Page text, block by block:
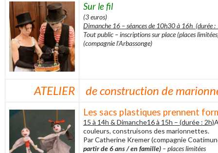
Sur le fil
(3 euros)
Dimanche 16 – séances de 10h30 à 16h (durée :
Tout public – inscriptions sur place (places
(compagnie l’Arbassonge)
ATELIER de construction de
Les sacs plastiques
15 à 14h & Dimanche16 à 15h – (durée : 2h)
couleurs, construisons des marionnettes.
Par Catherine Kremer (compagnie
partir de 6 ans / en famille) – places limitées